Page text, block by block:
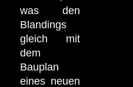
was den
Blandings
gleich mit
dem
Bauplan
eines neuen